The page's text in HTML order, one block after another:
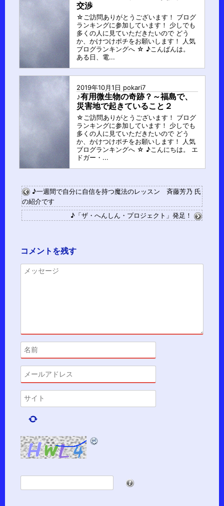
交渉
☆ご訪問ありがとうございます！ ブログ
ランキングに参加しています！ 少しでも
多くの人に見ていただきたいので どう
か、かけつけポチをお願いします！ 人気
ブログランキングへ ☆ ♪こんばんは。
ある日、電...
2019年10月1日 pokari7
♪有用微生物の奇跡？～福島で、
災害地で起きていること２
☆ご訪問ありがとうございます！ ブログ
ランキングに参加しています！ 少しでも
多くの人に見ていただきたいので どう
か、かけつけポチをお願いします！ 人気
ブログランキングへ ☆ ♪こんにちは。 エ
ドガー・...
♪一週間で自分に自信を持つ魔法のレッスン 斉藤芳乃 氏
の紹介です
♪「ザ・へんしん・プロジェクト」発足！
コメントを残す